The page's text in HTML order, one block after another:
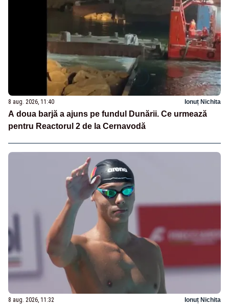
8 aug. 2026, 11:40 Ionuț Nichita
A doua barjă a ajuns pe fundul Dunării. Ce urmează
pentru Reactorul 2 de la Cernavodă
8 aug. 2026, 11:32 Ionuț Nichita